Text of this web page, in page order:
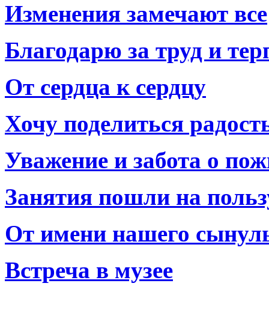
Изменения замечают все
Благодарю за труд и
От сердца к сердцу
Хочу поделиться
Уважение и забота о
Занятия пошли на
От имени нашего
Встреча в музее